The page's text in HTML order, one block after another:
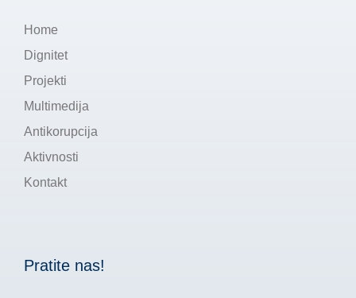
Home
Dignitet
Projekti
Multimedija
Antikorupcija
Aktivnosti
Kontakt
Pratite nas!